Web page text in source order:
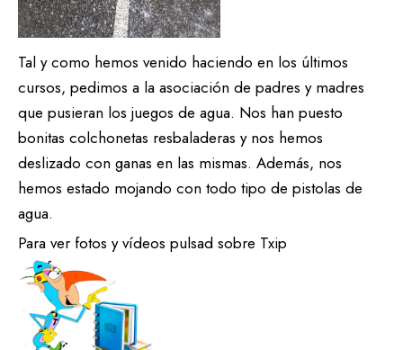
Tal y como hemos venido haciendo en los últimos
cursos, pedimos a la asociación de padres y madres
que pusieran los juegos de agua. Nos han puesto
bonitas colchonetas resbaladeras y nos hemos
deslizado con ganas en las mismas. Además, nos
hemos estado mojando con todo tipo de pistolas de
agua.
Para ver fotos y vídeos pulsad sobre Txip